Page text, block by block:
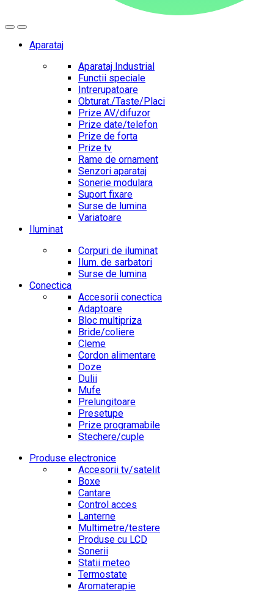
Aparataj
Aparataj Industrial
Functii speciale
Intrerupatoare
Obturat./Taste/Placi
Prize AV/difuzor
Prize date/telefon
Prize de forta
Prize tv
Rame de ornament
Senzori aparataj
Sonerie modulara
Suport fixare
Surse de lumina
Variatoare
Iluminat
Corpuri de iluminat
Ilum. de sarbatori
Surse de lumina
Conectica
Accesorii conectica
Adaptoare
Bloc multipriza
Bride/coliere
Cleme
Cordon alimentare
Doze
Dulii
Mufe
Prelungitoare
Presetupe
Prize programabile
Stechere/cuple
Produse electronice
Accesorii tv/satelit
Boxe
Cantare
Control acces
Lanterne
Multimetre/testere
Produse cu LCD
Sonerii
Statii meteo
Termostate
Aromaterapie